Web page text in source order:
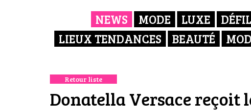
NEWS MODE LUXE
LIEUX TENDANCES
BEAUTÉ
Retour liste
Donatella Versace reçoit